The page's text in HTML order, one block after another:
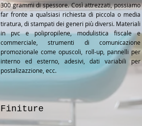
300 grammi di spessore. Così attrezzati, possiamo
far fronte a qualsiasi richiesta di piccola o media
tiratura, di stampati dei generi più diversi. Materiali
in pvc e polipropilene, modulistica fiscale e
commerciale, strumenti di comunicazione
promozionale come opuscoli, roll-up, pannelli per
interno ed esterno, adesivi, dati variabili per
postalizazzione, ecc.
Finiture